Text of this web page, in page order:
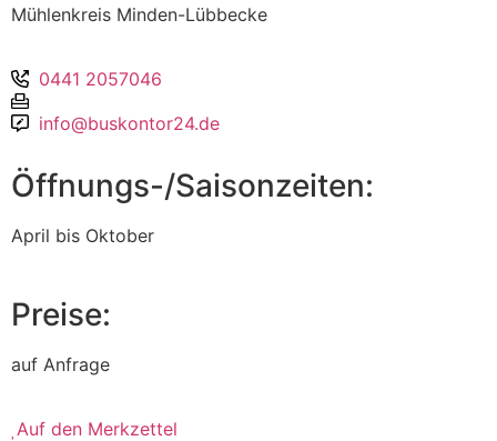
Mühlenkreis Minden-Lübbecke
0441 2057046
info@buskontor24.de
Öffnungs-/Saisonzeiten:
April bis Oktober
Preise:
auf Anfrage
Auf den Merkzettel